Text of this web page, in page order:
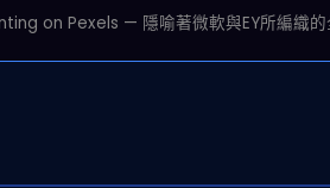
on Pexels — 隱喻著微軟與EY所編織的